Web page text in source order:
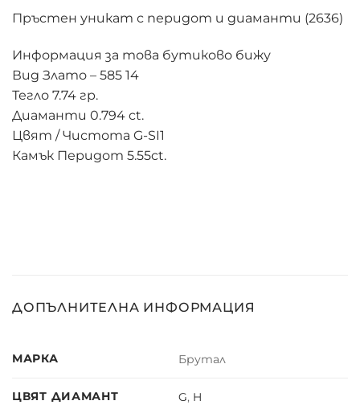
Пръстен уникат с перидот и диаманти (2636)
Информация за това бутиково бижу
Вид Злато – 585 14
Тегло 7.74 гр.
Диаманти 0.794 ct.
Цвят / Чистота G-SI1
Камък Перидот 5.55ct.
ДОПЪЛНИТЕЛНА ИНФОРМАЦИЯ
МАРКА Брутал
ЦВЯТ ДИАМАНТ G, H